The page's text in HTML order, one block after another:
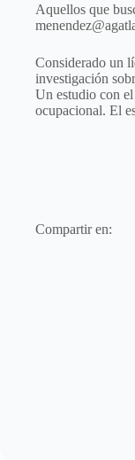
Aquellos que
Considerado un
investigación
Un estudio con
ocupacional. El
Compartir en: